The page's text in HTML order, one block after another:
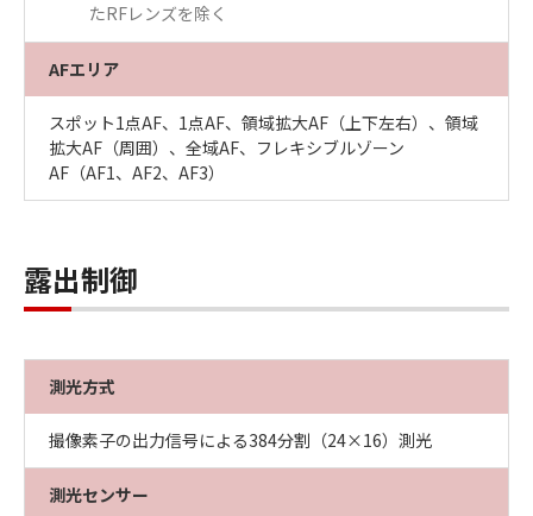
たRFレンズを除く
AFエリア
スポット1点AF、1点AF、領域拡大AF（上下左右）、領域
拡大AF（周囲）、全域AF、フレキシブルゾーン
AF（AF1、AF2、AF3）
露出制御
測光方式
撮像素子の出力信号による384分割（24×16）測光
測光センサー